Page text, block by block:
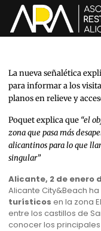
La nueva señalética
para informar a los
planos en relieve y
Poquet explica que “el
zona que pasa más
alicantinos para lo que
singular”
Alicante, 2 de enero
Alicante City&Beach
turísticos en la zona
entre los castillos de
conocer los